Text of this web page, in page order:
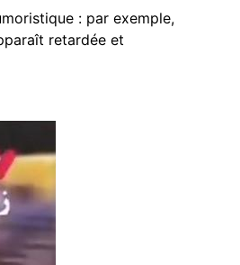
: par exemple,
retardée et